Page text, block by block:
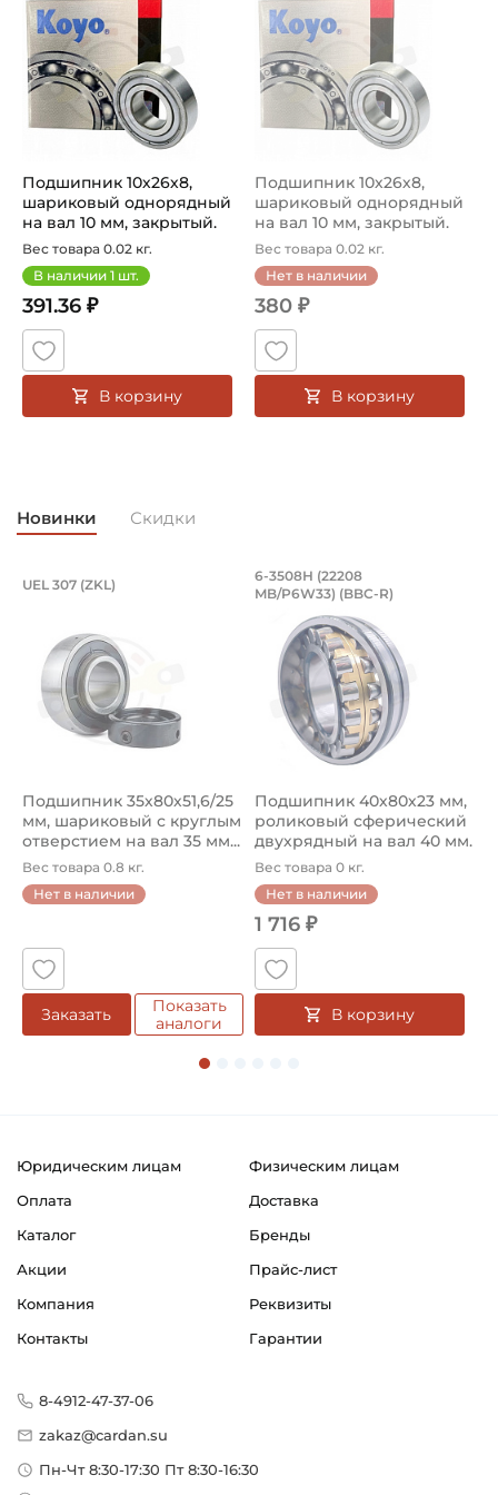
Страна происхождения:
Италия
Подшипник 10х26х8,
шариковый однорядный
на вал 10 мм, закрытый.
Артикул...
Вес товара 0.02 кг.
В наличии 1 шт.
391.36 ₽
В корзину
Подшипник 10х26х8,
шариковый однорядный
на вал 10 мм, закрытый.
Артикул...
Вес товара 0.02 кг.
Нет в наличии
380 ₽
В корзину
Новинки Скидки
Подшипник 35х80х51,6/25 мм,
Подшипник 35х80х51,6/25 мм, шариковый с круглым
UEL 307 (ZKL)
Подшипник 35х80х51,6/25
мм, шариковый с круглым
отверстием на вал 35 мм...
Вес товара 0.8 кг.
Нет в наличии
Заказать
Показать
аналоги
Подшипник
Подшипник 6-3508Н (22208
6-3508Н (22208
MB/P6W33) (BBC-R)
Подшипник 40х80х23 мм,
роликовый сферический
двухрядный на вал 40 мм.
А...
Вес товара 0 кг.
Нет в наличии
1 716 ₽
В корзину
Юридическим лицам
Физическим лицам
Оплата
Доставка
Каталог
Бренды
Акции
Прайс-лист
Компания
Реквизиты
Контакты
Гарантии
8-4912-47-37-06
zakaz@cardan.su
Пн-Чт 8:30-17:30 Пт 8:30-16:30